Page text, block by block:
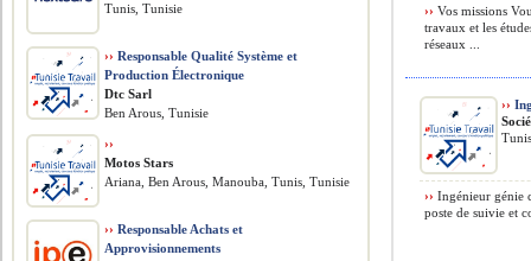
›› Vos missions
travaux et les
réseaux ...
››
›› Ingénieur génie
poste de suivie et
Tunis, Tunisie
›› Responsable Qualité Système et
Production Électronique
Dtc Sarl
Ben Arous, Tunisie
››
Motos Stars
Ariana, Ben Arous, Manouba, Tunis, Tunisie
›› Responsable Achats et
Approvisionnements